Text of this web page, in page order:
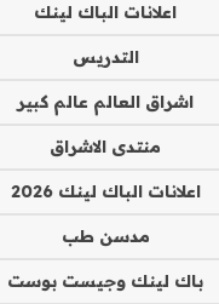
اعلانات الباك لينك
التدريس
اشراق العالم عالم كبير
منتدى الاشراق
اعلانات الباك لينك 2026
مدسن طب
باك لينك وجيست بوست